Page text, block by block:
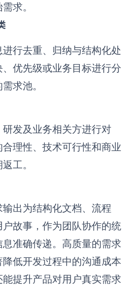
AI生成时间管理四象限
AI生成价值链
AI写作
求。
行去重、归纳与结构化处
优先级或业务目标进行分
求池。
发及业务相关方进行对
理性、技术可行性和商业
工。
出为结构化文档、流程
故事，作为团队协作的统
准确传递。高质量的需求
低开发过程中的沟通成本
提升产品对用户真实需求